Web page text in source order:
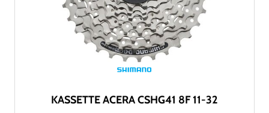
KASSETTE ACERA CSHG41 8F 11-32